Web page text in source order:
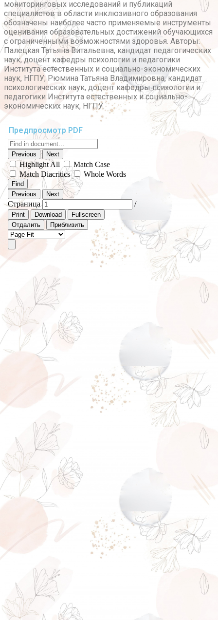
мониторинговых исследований и публикаций
специалистов в области инклюзивного образования
обозначены наиболее часто применяемые инструменты
оценивания образовательных достижений обучающихся
с ограниченными возможностями здоровья. Авторы:
Палецкая Татьяна Витальевна, кандидат педагогических
наук, доцент кафедры психологии и педагогики
Института естественных и социально-экономических
наук, НГПУ; Рюмина Татьяна Владимировна, кандидат
психологических наук, доцент кафедры психологии и
педагогики Института естественных и социально-
экономических наук, НГПУ.
Предпросмотр PDF